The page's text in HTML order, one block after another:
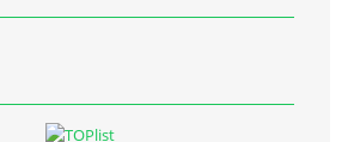
Kontaktní osoba:
Mirkaci@email.cz